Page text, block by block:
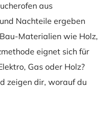
aus
Nachteile ergeben
Materialien wie Holz,
eignet sich für
Gas oder Holz?
zeigen dir, worauf du